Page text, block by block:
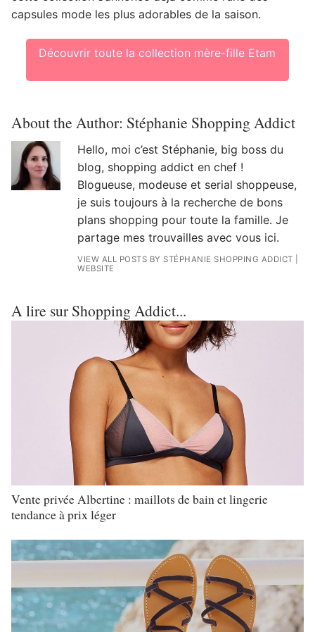
capsules mode les plus adorables de la saison.
Découvrir toute la collection mère-fille Etam
About the Author: Stéphanie Shopping Addict
Hello, moi c’est Stéphanie, big boss du
blog, shopping addict en chef !
Blogueuse, modeuse et serial shoppeuse,
je suis toujours à la recherche de bons
plans shopping pour toute la famille. Je
partage mes trouvailles avec vous ici.
VIEW ALL POSTS BY STÉPHANIE SHOPPING ADDICT
WEBSITE
A lire sur Shopping Addict...
Vente privée Albertine : maillots de bain et lingerie
tendance à prix léger